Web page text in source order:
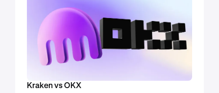
Kraken vs OKX